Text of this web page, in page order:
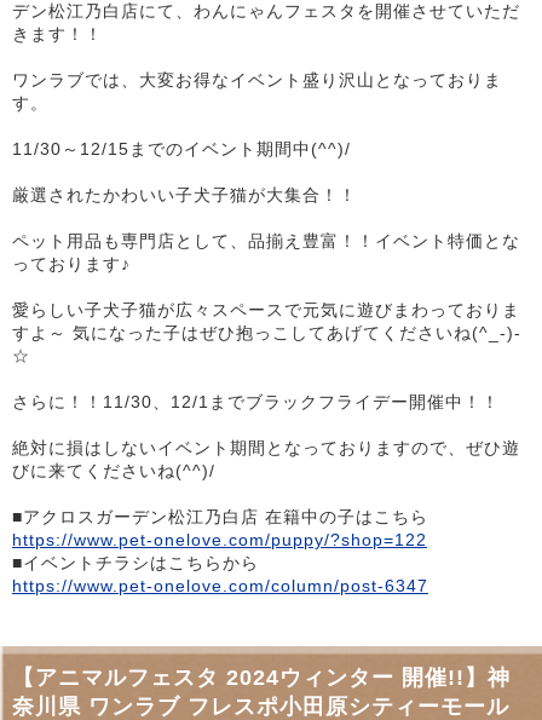
デン松江乃白店にて、わんにゃんフェスタを開催させていただ
きます！！
ワンラブでは、大変お得なイベント盛り沢山となっておりま
す。
11/30～12/15までのイベント期間中(^^)/
厳選されたかわいい子犬子猫が大集合！！
ペット用品も専門店として、品揃え豊富！！イベント特価とな
っております♪
愛らしい子犬子猫が広々スペースで元気に遊びまわっておりま
すよ～ 気になった子はぜひ抱っこしてあげてくださいね(^_-)-
☆
さらに！！11/30、12/1までブラックフライデー開催中！！
絶対に損はしないイベント期間となっておりますので、ぜひ遊
びに来てくださいね(^^)/
■アクロスガーデン松江乃白店 在籍中の子はこちら
https://www.pet-onelove.com/puppy/?shop=122
■イベントチラシはこちらから
https://www.pet-onelove.com/column/post-6347
【アニマルフェスタ 2024ウィンター 開催!!】神
奈川県 ワンラブ フレスポ小田原シティーモール